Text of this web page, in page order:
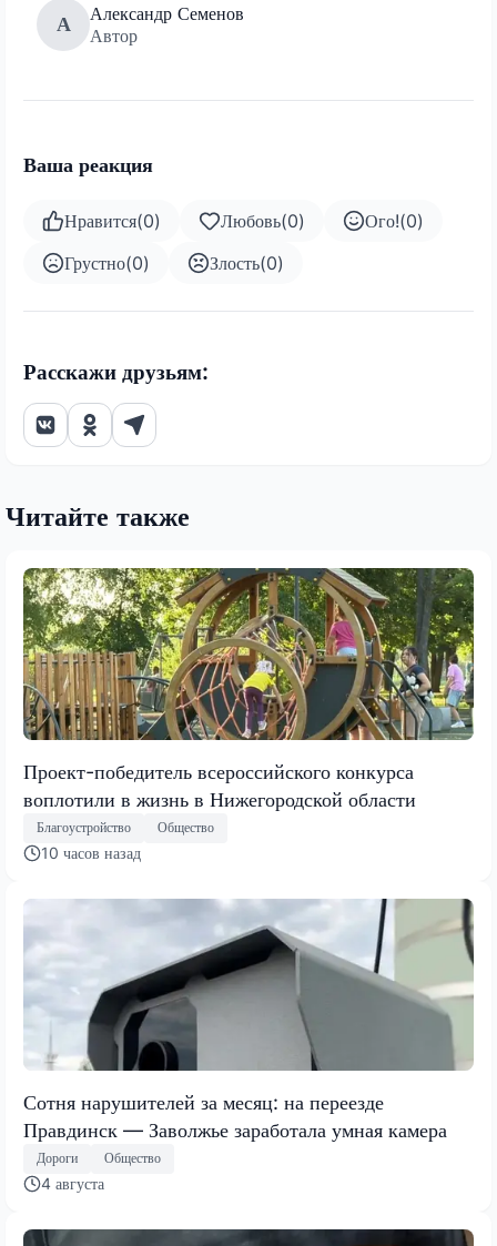
А
Александр Семенов
Автор
Ваша реакция
Нравится(0) Любовь(0) Ого!(0)
Грустно(0) Злость(0)
Расскажи друзьям:
Читайте также
Проект-победитель всероссийского конкурса
воплотили в жизнь в Нижегородской области
Благоустройство Общество
10 часов назад
Сотня нарушителей за месяц: на переезде
Правдинск — Заволжье заработала умная камера
Дороги Общество
4 августа